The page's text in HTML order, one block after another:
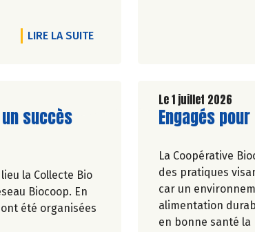
des avancées
LIRE LA SUITEDE L'ARTICLE NOTRE RADD 2025
succès
la Collecte Bio
Biocoop. En
ont été organisées
Le 1 juillet 2026
Lire la suite
Engagés
La Coopérative
des pratiques
car un
alimentation
en bonne santé